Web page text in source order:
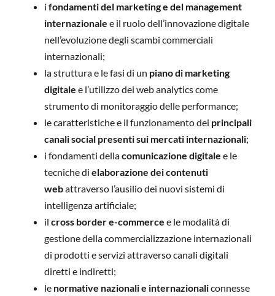
i fondamenti del marketing e del management
internazionale e il ruolo dell’innovazione digitale
nell’evoluzione degli scambi commerciali
internazionali;
la struttura e le fasi di un piano di marketing
digitale e l’utilizzo dei web analytics come
strumento di monitoraggio delle performance;
le caratteristiche e il funzionamento dei principali
canali social presenti sui mercati internazionali;
i fondamenti dellacomunicazione digitale e le
tecniche di elaborazione dei contenuti
webattraverso l’ausilio dei nuovi sistemi di
intelligenza artificiale;
il cross border e-commerce e le modalità di
gestione della commercializzazione internazionali
di prodotti e servizi attraverso canali digitali
diretti e indiretti;
le normative nazionali e internazionaliconnesse